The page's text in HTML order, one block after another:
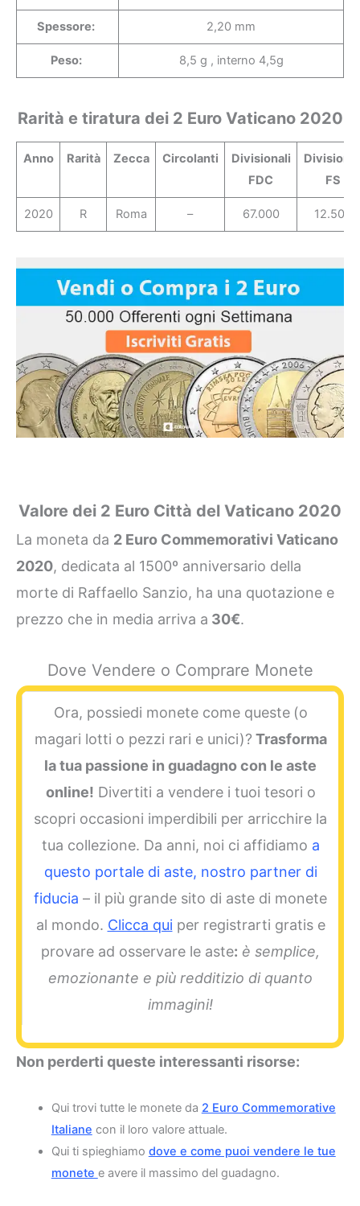
Spessore: 2,20 mm
Peso: 8,5 g , interno 4,5g
Rarità e tiratura dei 2 Euro Vaticano 2020
Anno Rarità Zecca Circolanti
Divisionali
FDC
FS
2020 R Roma – 67.000 12.500
Valore dei 2 Euro Città del Vaticano 2020
La moneta da 2 Euro Commemorativi Vaticano
2020, dedicata al 1500º anniversario della
morte di Raffaello Sanzio, ha una quotazione e
prezzo che in media arriva a 30€.
Dove Vendere o Comprare Monete
Ora, possiedi monete come queste (o
magari lotti o pezzi rari e unici)? Trasforma
la tua passione in guadagno con le aste
online! Divertiti a vendere i tuoi tesori o
scopri occasioni imperdibili per arricchire la
tua collezione. Da anni, noi ci affidiamo a
questo portale di aste, nostro partner di
fiducia – il più grande sito di aste di monete
al mondo. Clicca qui per registrarti gratis e
provare ad osservare le aste: è semplice,
emozionante e più redditizio di quanto
immagini!
Non perderti queste interessanti risorse:
Qui trovi tutte le monete da 2 Euro Commemorative
Italiane con il loro valore attuale.
Qui ti spieghiamo dove e come puoi vendere le tue
monete e avere il massimo del guadagno.